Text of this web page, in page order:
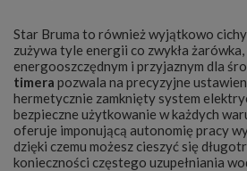
Star Bruma to również wyjątkowo
zużywa tyle energii co zwykła
energooszczędnym i przyjaznym dla
timera pozwala na precyzyjne
hermetycznie zamknięty system
bezpieczne użytkowanie w każdych
oferuje imponującą autonomię pracy
dzięki czemu możesz cieszyć się
konieczności częstego uzupełniania